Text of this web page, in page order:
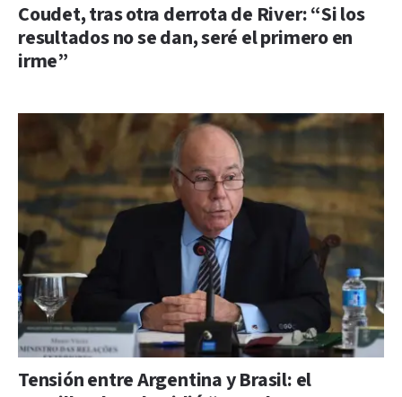
Coudet, tras otra derrota de River: “Si los
resultados no se dan, seré el primero en
irme”
Tensión entre Argentina y Brasil: el